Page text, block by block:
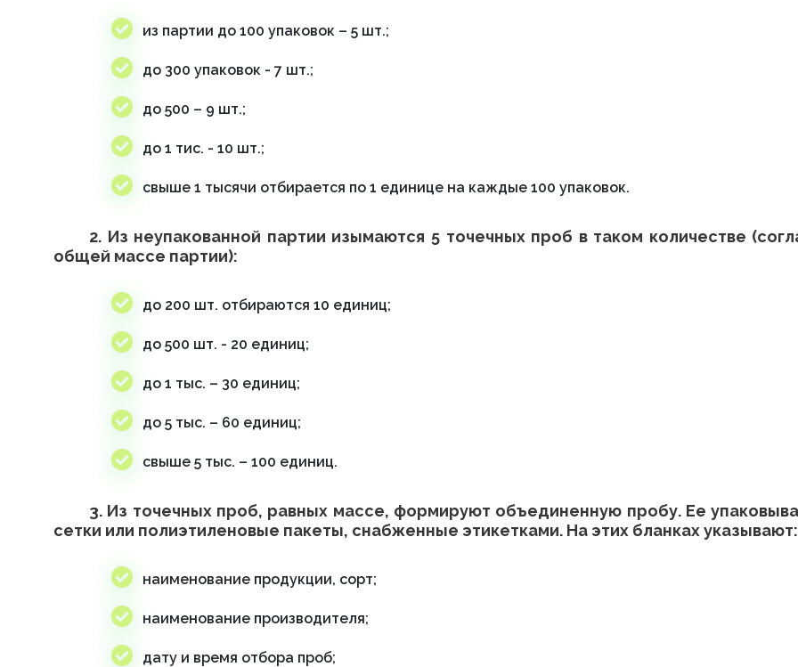
из партии до 100 упаковок – 5 шт.;
до 300 упаковок - 7 шт.;
до 500 – 9 шт.;
до 1 тис. - 10 шт.;
свыше 1 тысячи отбирается по 1 единице на каждые 100 упаковок.
2. Из неупакованной партии изымаются 5 точечных проб в таком количестве
общей массе партии):
до 200 шт. отбираются 10 единиц;
до 500 шт. - 20 единиц;
до 1 тыс. – 30 единиц;
до 5 тыс. – 60 единиц;
свыше 5 тыс. – 100 единиц.
3. Из точечных проб, равных массе, формируют объединенную пробу. Ее
сетки или полиэтиленовые пакеты, снабженные этикетками. На этих бланках указывают:
наименование продукции, сорт;
наименование производителя;
дату и время отбора проб;